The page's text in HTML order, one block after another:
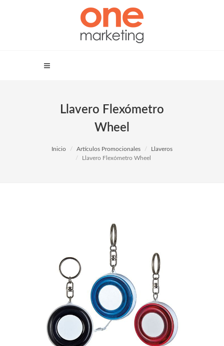
Llavero Flexómetro
Wheel
Inicio Artículos Promocionales
Llaveros
Llavero Flexómetro Wheel